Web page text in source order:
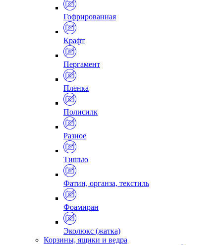
Гофрированная
Крафт
Пергамент
Пленка
Полисилк
Разное
Тишью
Фатин, органза, текстиль
Фоамиран
Эколюкс (жатка)
Корзины, ящики и ведра